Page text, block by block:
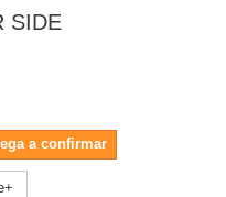
SIDE
a confirmar